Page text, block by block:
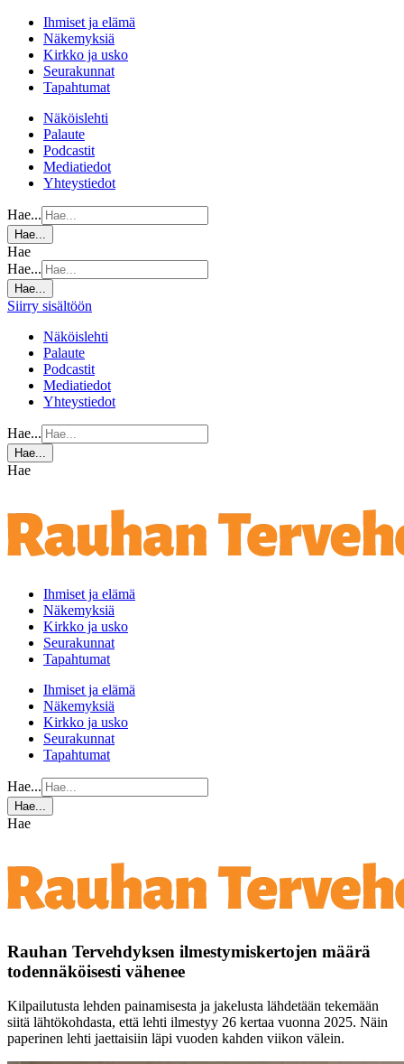
Ihmiset ja elämä
Näkemyksiä
Kirkko ja usko
Seurakunnat
Tapahtumat
Näköislehti
Palaute
Podcastit
Mediatiedot
Yhteystiedot
Hae...
Hae...
Hae
Hae...
Hae...
Siirry sisältöön
Näköislehti
Palaute
Podcastit
Mediatiedot
Yhteystiedot
Hae...
Hae...
Hae
Ihmiset ja elämä
Näkemyksiä
Kirkko ja usko
Seurakunnat
Tapahtumat
Ihmiset ja elämä
Näkemyksiä
Kirkko ja usko
Seurakunnat
Tapahtumat
Hae...
Hae...
Hae
Rauhan Tervehdyksen ilmestymiskertojen määrä
todennäköisesti vähenee
Kilpailutusta lehden painamisesta ja jakelusta lähdetään tekemään
siitä lähtökohdasta, että lehti ilmestyy 26 kertaa vuonna 2025. Näin
paperinen lehti jaettaisiin läpi vuoden kahden viikon välein.